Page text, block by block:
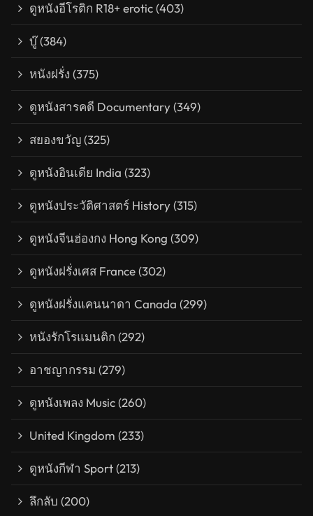
ดูหนังอีโรติก R18+ erotic(403)
บู๊(384)
หนังฝรั่ง (375)
ดูหนังสารคดี Documentary(349)
สยองขวัญ(325)
ดูหนังอินเดีย India (323)
ดูหนังประวัติศาสตร์ History(315)
ดูหนังจีนฮ่องกง Hong Kong (309)
ดูหนังฝรั่งเศส France(302)
ดูหนังฝรั่งแคนนาดา Canada (299)
หนังรักโรแมนติก (292)
อาชญากรรม (279)
ดูหนังเพลง Music(260)
United Kingdom (233)
ดูหนังกีฬา Sport(213)
ลึกลับ (200)